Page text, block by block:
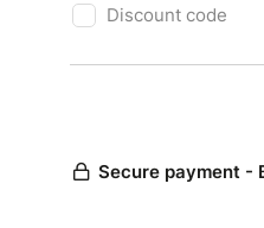
Discount code
Secure payment -